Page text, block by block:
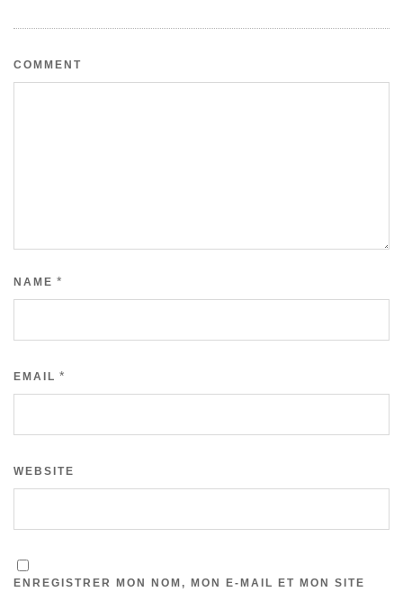
COMMENT
NAME *
EMAIL *
WEBSITE
ENREGISTRER MON NOM, MON E-MAIL ET MON SITE